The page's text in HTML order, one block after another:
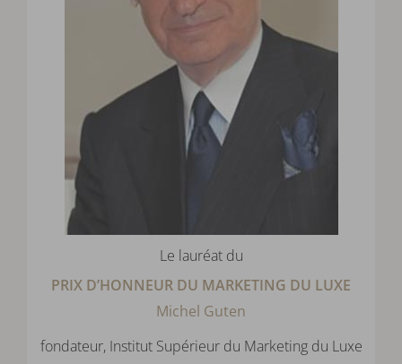
Le lauréat du
PRIX D’HONNEUR DU MARKETING DU LUXE
Michel Guten
fondateur, Institut Supérieur du Marketing du Luxe